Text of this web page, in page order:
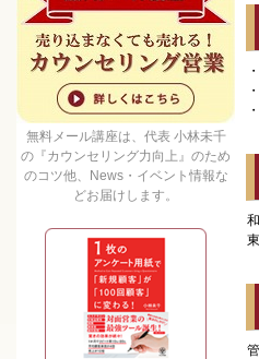
無料メール講座は、代表 小林未千
の『カウンセリング力向上』のため
のコツ他、News・イベント情報な
どお届けします。